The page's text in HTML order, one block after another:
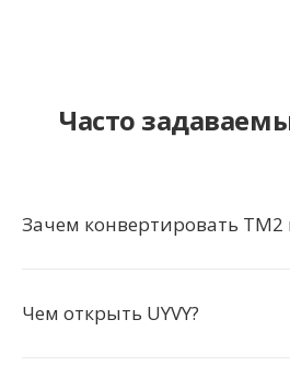
Часто
Зачем конвертировать TM2
Чем открыть UYVY?